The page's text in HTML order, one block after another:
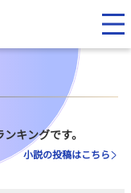
キングです。
小説の投稿はこちら